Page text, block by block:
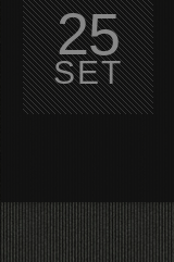
25
SET